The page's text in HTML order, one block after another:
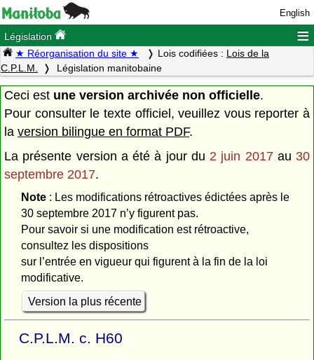
English
Législation ≡
★ Réorganisation du site ★ Lois codifiées : Lois de la
C.P.L.M.
Législation manitobaine
Ceci est une version archivée non officielle.
Pour consulter le texte officiel, veuillez vous reporter à
la version bilingue en format PDF.
La présente version a été à jour du 2 juin 2017au 30
septembre 2017.
Note: Les modifications rétroactives édictées après le
30 septembre 2017 n’y figurent pas.
Pour savoir si une modification est rétroactive,
consultez les dispositions
sur l’entrée en vigueur qui figurent à la fin de la loi
modificative.
Version la plus récente
C.P.L.M. c. H60